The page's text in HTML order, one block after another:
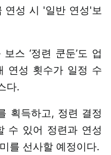
연성 시 '일반 연성'보
스 ‘정련 쿤둔’도 업
연성 횟수가 일정 수
다.
획득하고, 정련 결정
수 있어 정련과 연성
를 선사할 예정이다.